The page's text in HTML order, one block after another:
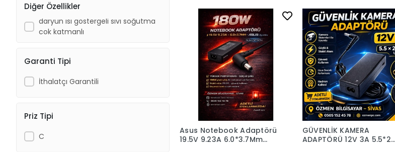
Genel Markalar
Gomax
HADRON
Kingston
Lenovo
Diğer Özellikler
daryun ısı göstergeli sıvı soğutma
cok katmanlı
Garanti Tipi
İthalatçı Garantili
Priz Tipi
C
Asus Notebook Adaptörü
19.5V 9.23A 6.0*3.7Mm
GÜVENLİK KAMERA
ADAPTÖRÜ 12V 3A